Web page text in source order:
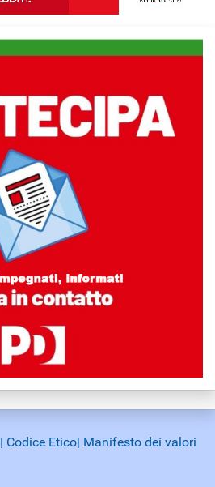
| Codice Etico| Manifesto dei valori